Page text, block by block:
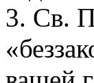
3. Св.